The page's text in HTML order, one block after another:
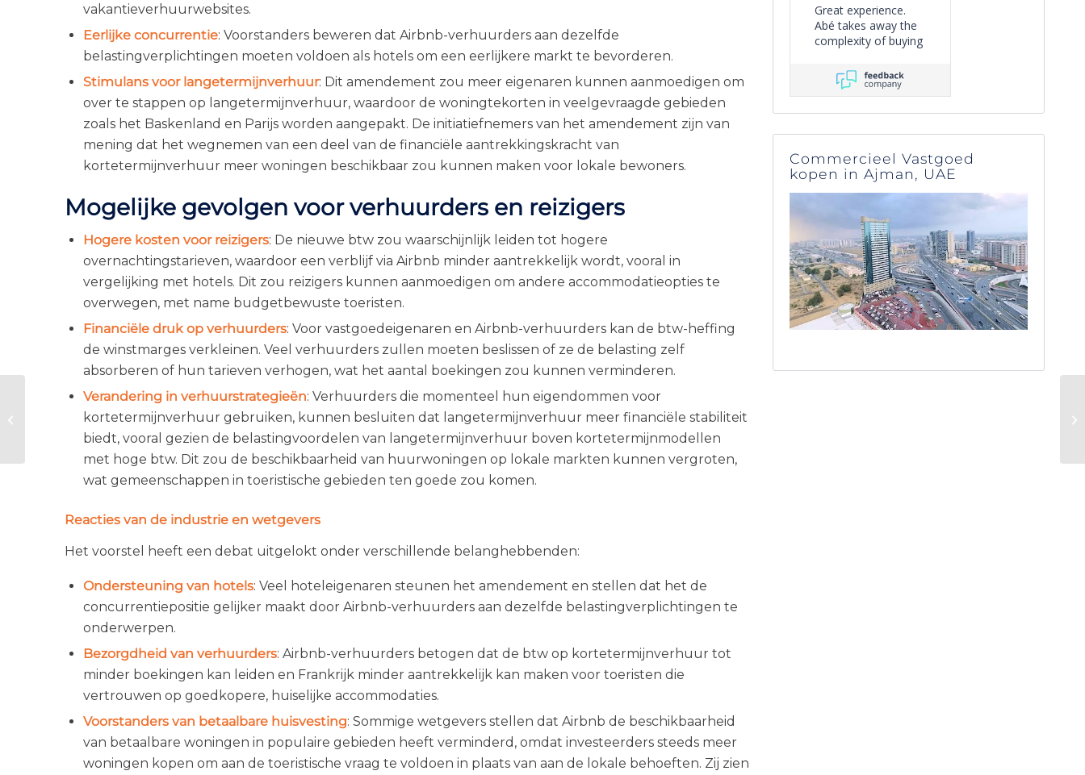
vakantieverhuurwebsites.
Eerlijke concurrentie: Voorstanders beweren dat Airbnb-verhuurders aan dezelfde
belastingverplichtingen moeten voldoen als hotels om een eerlijkere markt te bevorderen.
Stimulans voor langetermijnverhuur: Dit amendement zou meer eigenaren kunnen aanmoedigen om
over te stappen op langetermijnverhuur, waardoor de woningtekorten in veelgevraagde gebieden
zoals het Baskenland en Parijs worden aangepakt. De initiatiefnemers van het amendement zijn van
mening dat het wegnemen van een deel van de financiële aantrekkingskracht van
kortetermijnverhuur meer woningen beschikbaar zou kunnen maken voor lokale bewoners.
Mogelijke gevolgen voor verhuurders en reizigers
Hogere kosten voor reizigers: De nieuwe btw zou waarschijnlijk leiden tot hogere
overnachtingstarieven, waardoor een verblijf via Airbnb minder aantrekkelijk wordt, vooral in
vergelijking met hotels. Dit zou reizigers kunnen aanmoedigen om andere accommodatieopties te
overwegen, met name budgetbewuste toeristen.
Financiële druk op verhuurders: Voor vastgoedeigenaren en Airbnb-verhuurders kan de btw-heffing
de winstmarges verkleinen. Veel verhuurders zullen moeten beslissen of ze de belasting zelf
absorberen of hun tarieven verhogen, wat het aantal boekingen zou kunnen verminderen.
Verandering in verhuurstrategieën: Verhuurders die momenteel hun eigendommen voor
kortetermijnverhuur gebruiken, kunnen besluiten dat langetermijnverhuur meer financiële stabiliteit
biedt, vooral gezien de belastingvoordelen van langetermijnverhuur boven kortetermijnmodellen
met hoge btw. Dit zou de beschikbaarheid van huurwoningen op lokale markten kunnen vergroten,
wat gemeenschappen in toeristische gebieden ten goede zou komen.
Reacties van de industrie en wetgevers
Het voorstel heeft een debat uitgelokt onder verschillende belanghebbenden:
Ondersteuning van hotels: Veel hoteleigenaren steunen het amendement en stellen dat het de
concurrentiepositie gelijker maakt door Airbnb-verhuurders aan dezelfde belastingverplichtingen te
onderwerpen.
Bezorgdheid van verhuurders: Airbnb-verhuurders betogen dat de btw op kortetermijnverhuur tot
minder boekingen kan leiden en Frankrijk minder aantrekkelijk kan maken voor toeristen die
vertrouwen op goedkopere, huiselijke accommodaties.
Voorstanders van betaalbare huisvesting: Sommige wetgevers stellen dat Airbnb de beschikbaarheid
van betaalbare woningen in populaire gebieden heeft verminderd, omdat investeerders steeds meer
woningen kopen om aan de toeristische vraag te voldoen in plaats van aan de lokale behoeften. Zij zien
Great experience.
Abé takes away the
complexity of buying
Côte D'Azur, guiding
you through the
process from start
to finish with a
helpful, friendly and
approach. Highly
recommended.
Commercieel Vastgoed
kopen in Ajman, UAE
Museum of Candy:
wie zoet is krijgt
lekkers in Dubai